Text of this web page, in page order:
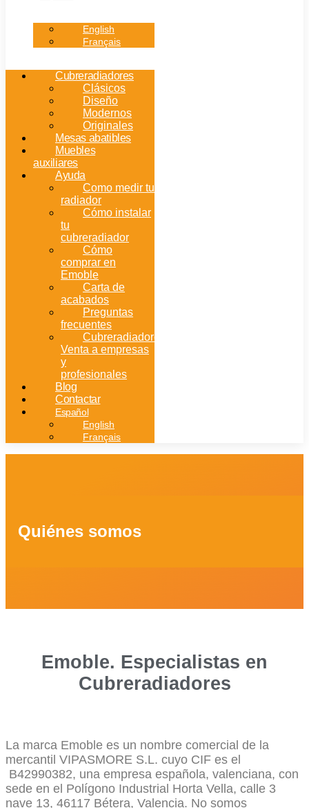
English
Français
Cubreradiadores
Clásicos
Diseño
Modernos
Originales
Mesas abatibles
Muebles
auxiliares
Ayuda
Como medir tu
radiador
Cómo instalar
tu
cubreradiador
Cómo
comprar en
Emoble
Carta de
acabados
Preguntas
frecuentes
Cubreradiadores:
Venta a empresas
y
profesionales
Blog
Contactar
Español
English
Français
Quiénes somos
Emoble. Especialistas en
Cubreradiadores
La marca Emoble es un nombre comercial de la
mercantil VIPASMORE S.L. cuyo CIF es el
B42990382, una empresa española, valenciana, con
sede en el Polígono Industrial Horta Vella, calle 3
nave 13, 46117 Bétera, Valencia. No somos